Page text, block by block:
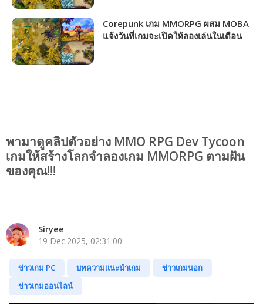
Corepunk เกม MMORPG ผสม MOBA
แจ้งวันที่เกมจะเปิดให้ลองเล่นในเดือน
พามาดูคลิปตัวอย่าง MMO RPG Dev Tycoon
เกมให้สร้างโลกจำลองเกม MMORPG ตามฝัน
ของคุณ!!!
Siryee
19 Dec 2025, 02:31:00
ข่าวเกม PC บทความแนะนำเกม
ข่าวเกมนอก
ข่าวเกมออนไลน์